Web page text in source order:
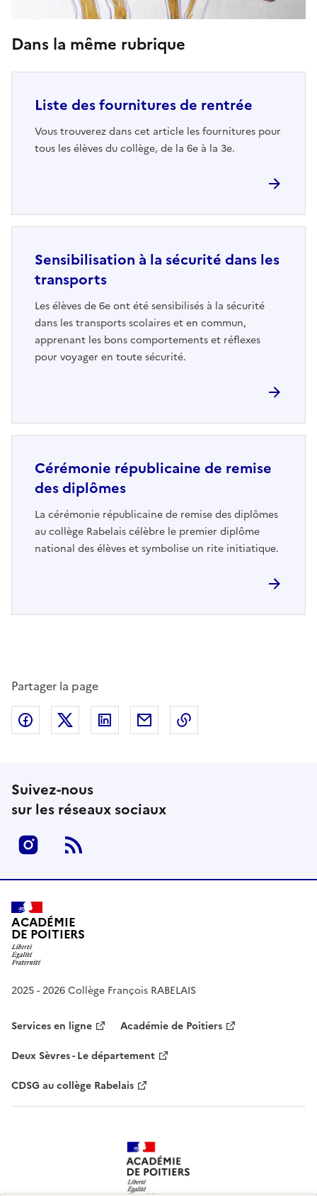
Dans la même rubrique
Liste des fournitures de rentrée
Vous trouverez dans cet article les fournitures pour
tous les élèves du collège, de la 6e à la 3e.
Sensibilisation à la sécurité dans les
transports
Les élèves de 6e ont été sensibilisés à la sécurité
dans les transports scolaires et en commun,
apprenant les bons comportements et réflexes
pour voyager en toute sécurité.
Cérémonie républicaine de remise
des diplômes
La cérémonie républicaine de remise des diplômes
au collège Rabelais célèbre le premier diplôme
national des élèves et symbolise un rite initiatique.
Partager la page
Partager sur Facebook
Partager sur Twitter
Partager sur LinkedIn
Partager par email
Suivez-nous
sur les réseaux sociaux
Instagram
ACADÉMIE
DE POITIERS
2025 - 2026 Collège François RABELAIS
Services en ligne
Académie de Poitiers
Deux Sèvres - Le département
CDSG au collège Rabelais